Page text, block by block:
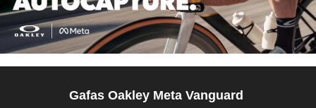
Gafas Oakley Meta Vanguard